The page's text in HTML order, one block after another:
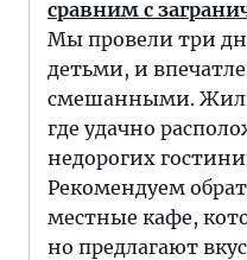
сравним с
Мы провели три
детьми, и
смешанными.
где удачно
недорогих
Рекомендуем
местные кафе,
но предлагают